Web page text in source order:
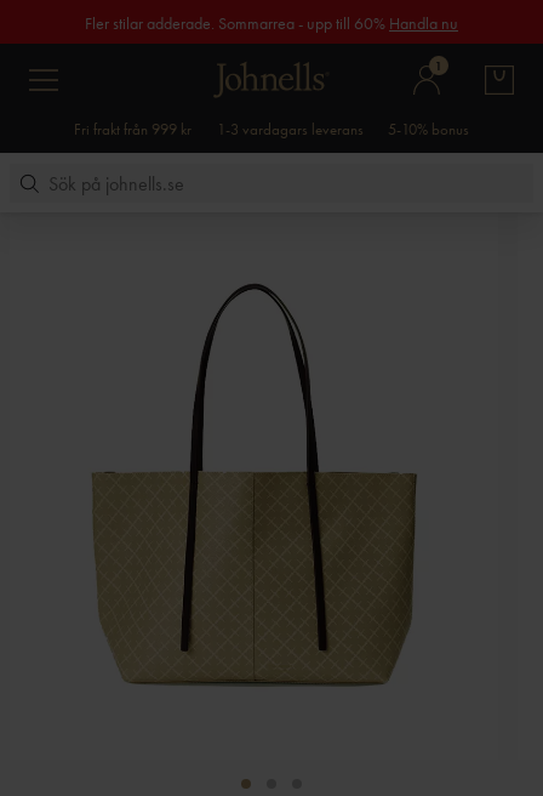
Fler stilar adderade. Sommarrea - upp till 60% Handla nu
1
Fri frakt från 999 kr 1-3 vardagars leverans 5-10% bonus